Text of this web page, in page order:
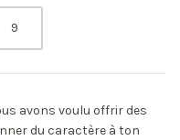
9
avons voulu offrir des
du caractère à ton